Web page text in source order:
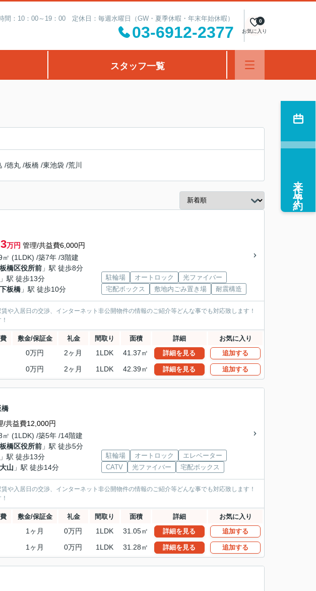
間：10：00～19：00 定休日：毎週水曜日（GW・夏季休暇・年末年始休暇）
03-6912-2377 お気に入り
0
スタッフ一覧
/徳丸 /板橋 /東池袋 /荒川
万円 管理/共益費6,000円
(1LDK) /築7年 /3階建
板橋区役所前 」駅 徒歩8分
」駅 徒歩13分
下板橋 」駅 徒歩10分
駐輪場 オートロック
光ファイバー
宅配ボックス
敷地内ごみ置き場 耐震構造
や入居日の交渉、インターネット非公開物件の情報のご紹介等どんな事でも対応致します！
敷金/保証金 礼金 間取り 面積 詳細 お気に入り
0万円 2ヶ月 1LDK 41.37㎡ 詳細を見る 追加する
0万円 2ヶ月 1LDK 42.39㎡ 詳細を見る 追加する
橋
/共益費12,000円
(1LDK) /築5年 /14階建
板橋区役所前 」駅 徒歩5分
」駅 徒歩13分
大山 」駅 徒歩14分
駐輪場 オートロック
エレベーター
CATV
光ファイバー 宅配ボックス
や入居日の交渉、インターネット非公開物件の情報のご紹介等どんな事でも対応致します！
敷金/保証金 礼金 間取り 面積 詳細 お気に入り
1ヶ月 0万円 1LDK 31.05㎡ 詳細を見る 追加する
1ヶ月 0万円 1LDK 31.28㎡ 詳細を見る 追加する
来店予約